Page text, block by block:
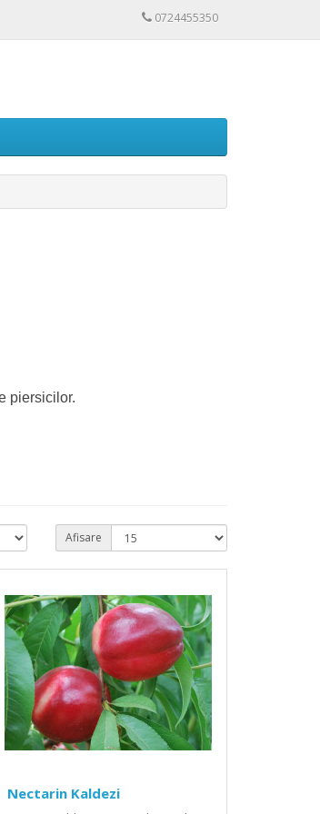
0724455350
piersicilor.
Afisare
Nectarin Kaldezi